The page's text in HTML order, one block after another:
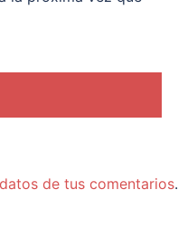
de tus comentarios.